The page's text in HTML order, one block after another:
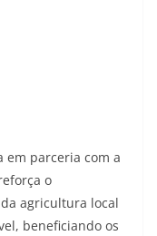
em parceria com a
o
agricultura local
beneficiando os